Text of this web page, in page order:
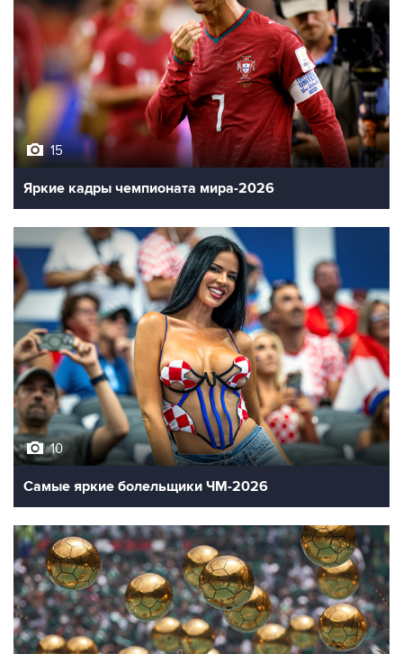
15
Яркие кадры чемпионата мира-2026
10
Самые яркие болельщики ЧМ-2026